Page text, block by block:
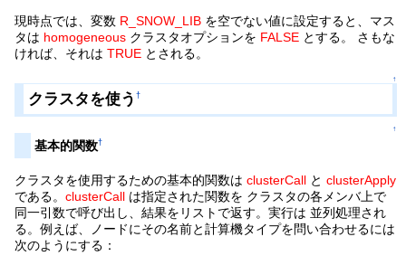
現時点では、変数 R_SNOW_LIB を空でない値に設定すると、マス
タは homogeneous クラスタオプションを FALSE とする。 さもな
ければ、それはTRUE とされる。
↑
クラスタを使う†
↑
基本的関数†
クラスタを使用するための基本的関数はclusterCall とclusterApply
である。clusterCall は指定された関数を クラスタの各メンバ上で
同一引数で呼び出し、結果をリストで返す。実行は 並列処理され
る。例えば、ノードにその名前と計算機タイプを問い合わせるには
次のようにする：